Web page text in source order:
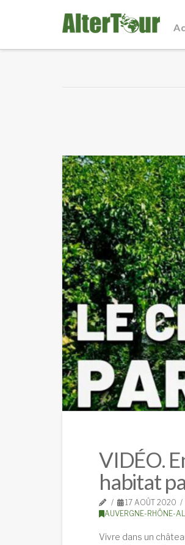
VIDÉO.
habitat
17 AOÛT 2020
AUVERGNE-RHÔNE-
Vivre dans un